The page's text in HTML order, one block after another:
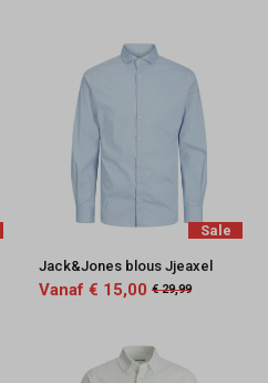
Sale
Jack&Jones blous Jjeaxel
Vanaf € 15,00 € 29,99